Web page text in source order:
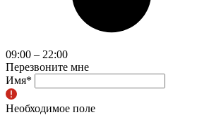
09:00 – 22:00
Перезвоните мне
Имя*
Необходимое поле